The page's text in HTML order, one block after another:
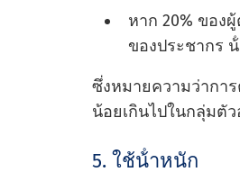
หาก 20% ของ
ของประชากร
ซึ่งหมายความว่ากา
น้อยเกินไปในกลุ่มตัว
5. ใช้น้ําหนัก